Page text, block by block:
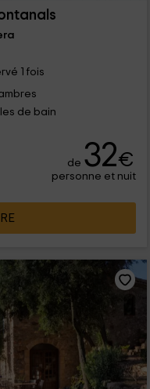
1 fois
de bain
de 32€
personne et nuit